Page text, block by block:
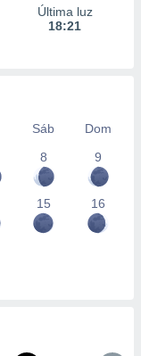
Última luz
18:21
Sáb
Dom
8 9
15 16